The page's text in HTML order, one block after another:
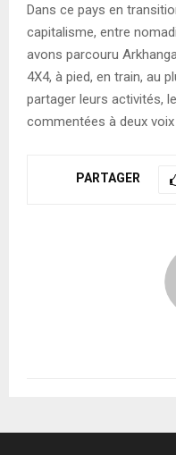
Dans ce pays en
capitalisme, entre
avons parcouru
4X4, à pied, en train, au
partager leurs activités,
commentées à deux
PARTAGER